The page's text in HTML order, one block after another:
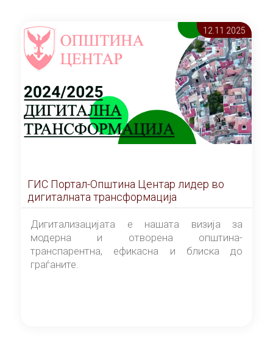
12.11 2025
ГИС Портал-Општина Центар лидер во
дигиталната трансформација
Дигитализацијата е нашата визија за
модерна и отворена општина-
транспарентна, ефикасна и блиска до
граѓаните.